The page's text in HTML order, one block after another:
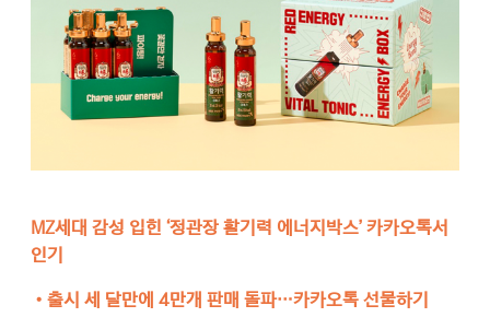
MZ세대 감성 입힌 ‘정관장 활기력 에너지박스’ 카카오톡서
인기
• 출시 세 달만에 4만개 판매 돌파…카카오톡 선물하기